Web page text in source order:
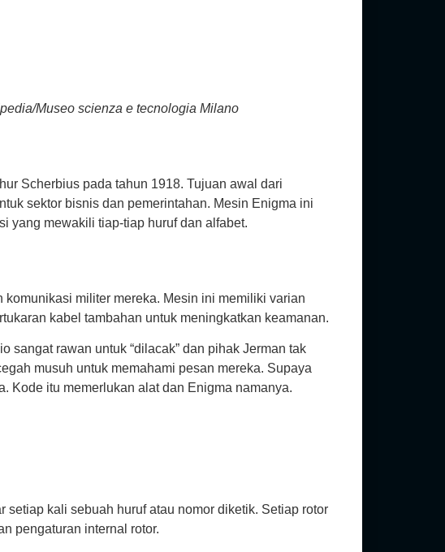
Museo scienza e tecnologia Milano
Scherbius pada tahun 1918. Tujuan awal dari
sektor bisnis dan pemerintahan. Mesin Enigma ini
yang mewakili tiap-tiap huruf dan alfabet.
militer mereka. Mesin ini memiliki varian
kabel tambahan untuk meningkatkan keamanan.
sangat rawan untuk “dilacak” dan pihak Jerman tak
musuh untuk memahami pesan mereka. Supaya
Kode itu memerlukan alat dan Enigma namanya.
kali sebuah huruf atau nomor diketik. Setiap rotor
pengaturan internal rotor.